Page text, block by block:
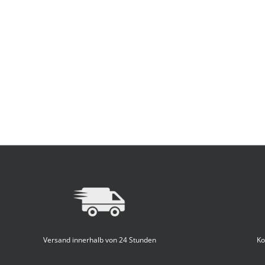
Versand innerhalb von 24 Stunden